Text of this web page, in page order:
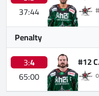
37:44
Penalty
3:4
65:00
#12